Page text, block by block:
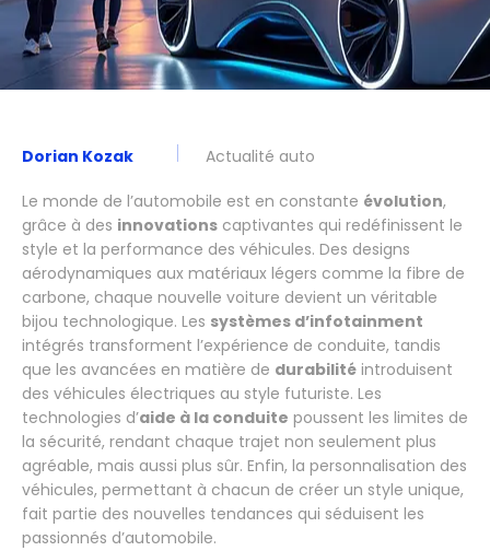
Dorian Kozak Actualité auto
Le monde de l’automobile est en constante évolution,
grâce à des innovations captivantes qui redéfinissent le
style et la performance des véhicules. Des designs
aérodynamiques aux matériaux légers comme la fibre de
carbone, chaque nouvelle voiture devient un véritable
bijou technologique. Les systèmes d’infotainment
intégrés transforment l’expérience de conduite, tandis
que les avancées en matière de durabilité introduisent
des véhicules électriques au style futuriste. Les
technologies d’aide à la conduite poussent les limites de
la sécurité, rendant chaque trajet non seulement plus
agréable, mais aussi plus sûr. Enfin, la personnalisation des
véhicules, permettant à chacun de créer un style unique,
fait partie des nouvelles tendances qui séduisent les
passionnés d’automobile.